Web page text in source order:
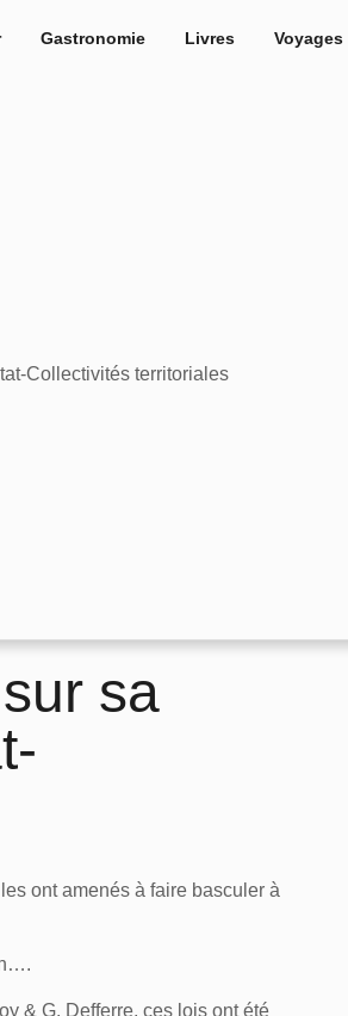
Gastronomie Livres Voyages
Collectivités territoriales
sa
ont amenés à faire basculer à
& G. Defferre, ces lois ont été